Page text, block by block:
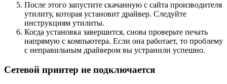
После этого запустите скачанную с сайта производителя
утилиту, которая установит драйвер. Следуйте
инструкциям утилиты.
Когда установка завершится, снова проверьте печать
напрямую с компьютера. Если она работает, то проблему
с неправильным драйвером вы устранили успешно.
Сетевой принтер не подключается